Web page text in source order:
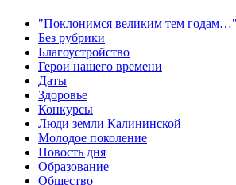
"Поклонимся великим тем годам…"
Без рубрики
Благоустройство
Герои нашего времени
Даты
Здоровье
Конкурсы
Люди земли Калининской
Молодое поколение
Новость дня
Образование
Общество